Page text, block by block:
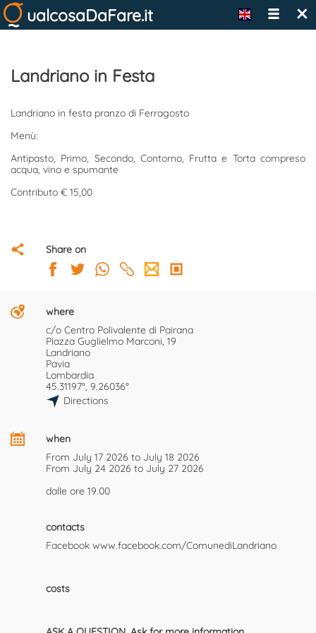
ualcosaDaFare.it ×
Landriano in Festa
Landriano in festa pranzo di Ferragosto
Menù:
Antipasto, Primo, Secondo, Contorno, Frutta e Torta compreso
acqua, vino e spumante
Contributo € 15,00
Share on
where
c/o Centro Polivalente di Pairana
Piazza Guglielmo Marconi, 19
Landriano
Pavia
Lombardia
45.31197°, 9.26036°
Directions
when
From July 17 2026 to July 18 2026
From July 24 2026 to July 27 2026
dalle ore 19.00
contacts
Facebook www.facebook.com/ComunediLandriano
costs